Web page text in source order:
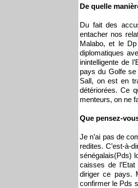
De quelle
Du fait des
entacher nos
Malabo, et le Dp
diplomatiques
inintelligente de
pays du Golfe se
Sall, on est en
détériorées. Ce
menteurs, on ne
Que pensez-
Je n’ai pas de
redites. C’est-à-
sénégalais(Pds)
caisses de
diriger ce pays.
confirmer le Pds